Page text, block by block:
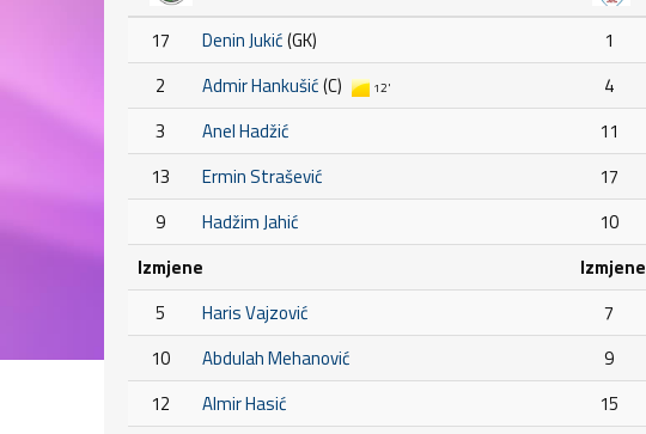
17 Denin Jukić(GK)
2
Admir Hankušić(C) 12'
3
Anel Hadžić
13
Ermin Strašević
9
Hadžim Jahić
Izmjene
5
Haris Vajzović
10
Abdulah Mehanović
12
Almir Hasić
1
4
11
17
10
Izmjene
7
9
15